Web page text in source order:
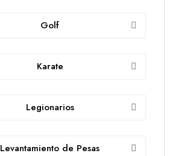
Golf
Karate
Legionarios
Levantamiento de Pesas